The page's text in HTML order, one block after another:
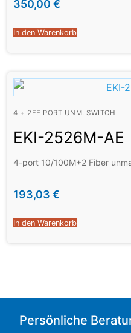
350,00 €
In den Warenkorb
4 + 2FE PORT UNM. SWITCH
EKI-2526M-AE
4-port 10/100M+2 Fiber
193,03 €
In den Warenkorb
Persönliche